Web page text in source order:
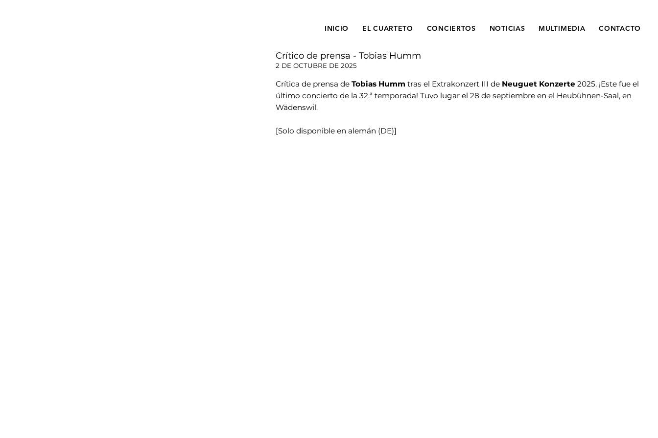
INICIO EL CUARTETO CONCIERTOS NOTICIAS MULTIMEDIA CONTACTO
2 DE OCTUBRE DE 2025
Crítico de prensa - Tobias Humm
Crítica de prensa de Tobias Humm tras el Extrakonzert III de Neuguet Konzerte2025. ¡Este fue el
último concierto de la 32.ª temporada! Tuvo lugar el 28 de septiembre en el Heubühnen-Saal, en
Wädenswil.
[Solo disponible en alemán (DE)]